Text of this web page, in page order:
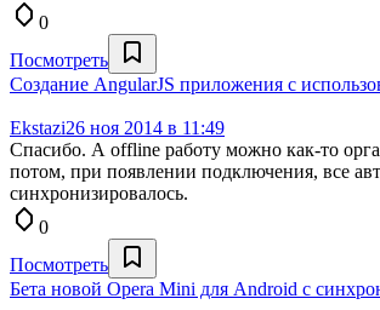
0
Посмотреть
Создание AngularJS приложения c
Ekstazi26 ноя 2014 в 11:49
Спасибо. А offline работу можно как-то
потом, при появлении подключения, все
синхронизировалось.
0
Посмотреть
Бета новой Opera Mini для Android с